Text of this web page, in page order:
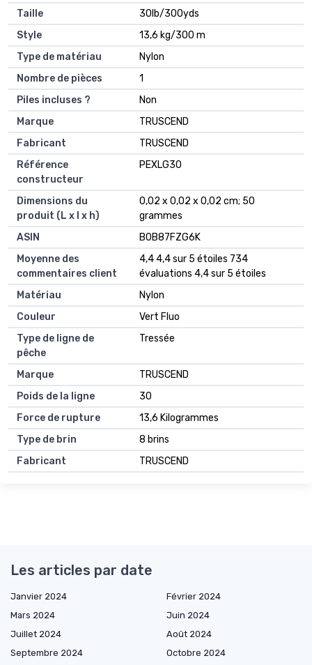
Taille
‎30lb/300yds
Style
‎13,6 kg/300 m
Type de matériau
‎Nylon
Nombre de pièces
‎1
Piles incluses ?
‎Non
Marque
‎TRUSCEND
Fabricant
‎TRUSCEND
Référence
constructeur
‎PEXLG30
Dimensions du
produit (L x l x h)
‎0,02 x 0,02 x 0,02 cm; 50
grammes
ASIN
‎B0B87FZG6K
Moyenne des
commentaires client
4,4 4,4 sur 5 étoiles 734
évaluations 4,4 sur 5 étoiles
Matériau
Nylon
Couleur
Vert Fluo
Type de ligne de
pêche
Tressée
Marque
TRUSCEND
Poids de la ligne
30
Force de rupture
13,6 Kilogrammes
Type de brin
8 brins
Fabricant
TRUSCEND
Les articles par date
Janvier 2024
Février 2024
Mars 2024
Juin 2024
Juillet 2024
Août 2024
Septembre 2024
Octobre 2024